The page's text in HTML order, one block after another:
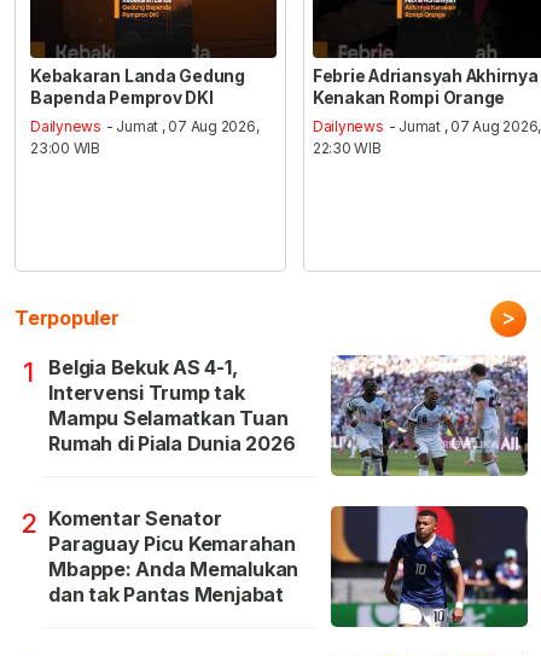
Kebakaran Landa Gedung
Bapenda Pemprov DKI
Dailynews - Jumat , 07 Aug 2026,
23:00 WIB
Febrie Adriansyah Akhirnya
Kenakan Rompi Orange
Dailynews - Jumat , 07 Aug 2026,
22:30 WIB
Terpopuler >
1
Belgia Bekuk AS 4-1,
Intervensi Trump tak
Mampu Selamatkan Tuan
Rumah di Piala Dunia 2026
2 Komentar Senator
Paraguay Picu Kemarahan
Mbappe: Anda Memalukan
dan tak Pantas Menjabat